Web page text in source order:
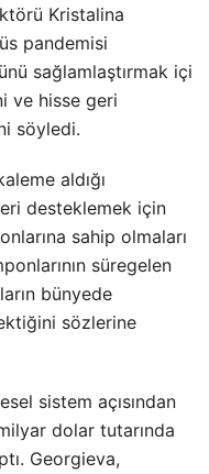
Kristalina
pandemisi
sağlamlaştırmak içi
ve hisse geri
söyledi.
aldığı
desteklemek için
sahip olmaları
süregelen
bünyede
sözlerine
sistem açısından
dolar tutarında
Georgieva,